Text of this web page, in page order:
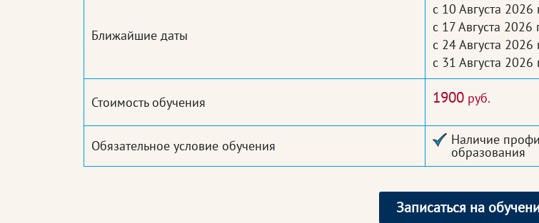
Ближайшие даты
с 10 Августа 2026
с 17 Августа 2026
с 24 Августа 2026
с 31 Августа 2026
Стоимость обучения 1900 руб.
Обязательное условие обучения Наличие
образования
Записаться на